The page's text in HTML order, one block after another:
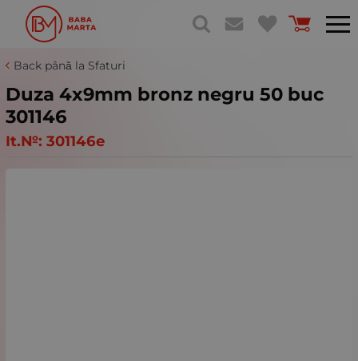
Back până la Sfaturi
Duza 4x9mm bronz negru 50 buc
301146
It.№: 301146e